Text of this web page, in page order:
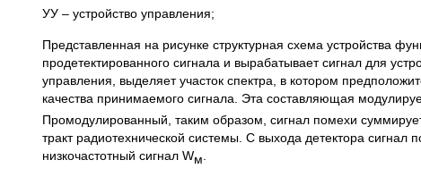
УУ – устройство управления;
Представленная на рисунке структурная схема устройства
продетектированного сигнала и вырабатывает сигнал для
управления, выделяет участок спектра, в котором
качества принимаемого сигнала. Эта составляющая
Промодулированный, таким образом, сигнал помехи
тракт радиотехнической системы. С выхода детектора сигнал
низкочастотный сигнал Wм